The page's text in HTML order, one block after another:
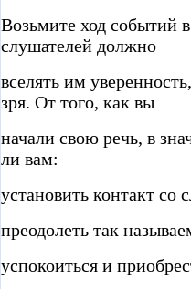
Возьмите ход событий
слушателей должно
вселять им
зря. От того, как вы
начали свою речь, в
ли вам:
установить контакт со
преодолеть так
успокоиться и